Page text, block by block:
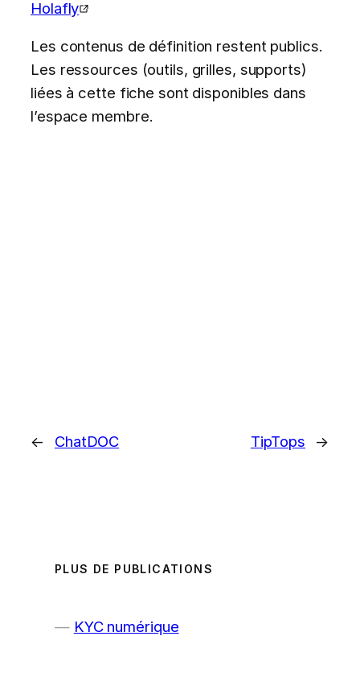
Holafly
Les contenus de définition restent publics.
Les ressources (outils, grilles, supports)
liées à cette fiche sont disponibles dans
l’espace membre.
← ChatDOC TipTops →
PLUS DE PUBLICATIONS
KYC numérique